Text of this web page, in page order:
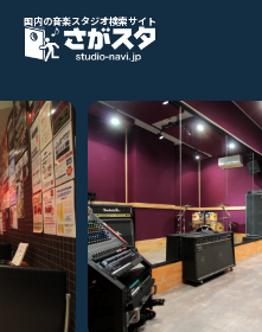
国内の音楽スタジオ検索サイト